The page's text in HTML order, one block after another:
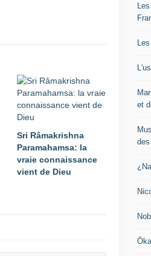
Sri Râmakrishna
Paramahamsa: la
vraie connaissance
vient de Dieu
et
des